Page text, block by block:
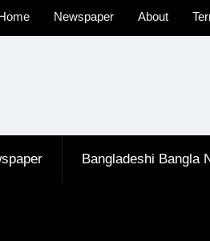
Newspaper About
Bangladeshi Bangla